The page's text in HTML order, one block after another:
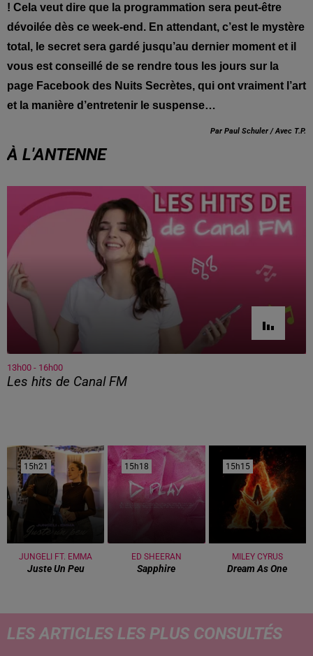
! Cela veut dire que la programmation sera peut-être
dévoilée dès ce week-end. En attendant, c’est le mystère
total, le secret sera gardé jusqu’au dernier moment et il
vous est conseillé de se rendre tous les jours sur la
page Facebook des Nuits Secrètes, qui ont vraiment l’art
et la manière d’entretenir le suspense…
Par Paul Schuler / Avec T.P.
À L'ANTENNE
13h00 - 16h00
Les hits de Canal FM
15h21
15h21
JUNGELI FT. EMMA
Juste Un Peu
15h18
15h18
ED SHEERAN
Sapphire
15h15
15h15
MILEY CYRUS
Dream As One
LES ARTICLES LES PLUS CONSULTÉS